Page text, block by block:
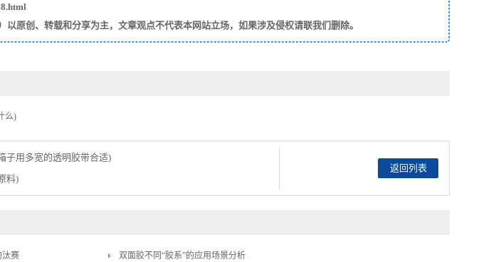
原创、转载和分享为主，文章观点不代表本网站立场，如果涉及侵权请联我们删除。
么)
子用多宽的透明胶带合适)
料)
返回列表
汰赛
​双面胶不同“胶系”的应用场景分析